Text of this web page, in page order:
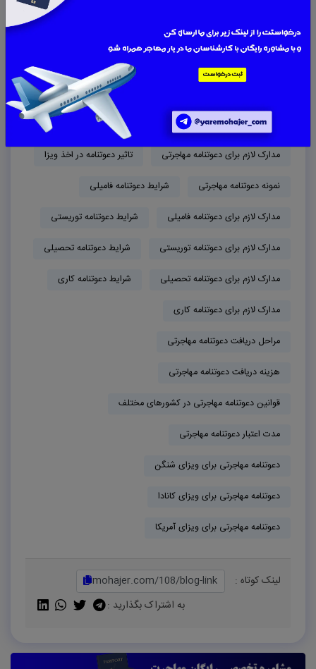
مهاجرت از طریق دعوت نامه
دعوتنامه فامیلی
دعوتنامه کاری
شرایط دریافت دعوتنامه مهاجرتی
مدارک لازم برای دعوتنامه مهاجرتی تاثیر دعوتنامه در اخذ ویزا
نمونه دعوتنامه مهاجرتی شرایط دعوتنامه فامیلی
مدارک لازم برای دعوتنامه فامیلی شرایط دعوتنامه توریستی
مدارک لازم برای دعوتنامه توریستی شرایط دعوتنامه تحصیلی
مدارک لازم برای دعوتنامه تحصیلی شرایط دعوتنامه کاری
مدارک لازم برای دعوتنامه کاری
مراحل دریافت دعوتنامه مهاجرتی
هزینه دریافت دعوتنامه مهاجرتی
قوانین دعوتنامه مهاجرتی در کشورهای مختلف
مدت اعتبار دعوتنامه مهاجرتی
دعوتنامه مهاجرتی برای ویزای شنگن
دعوتنامه مهاجرتی برای ویزای کانادا
دعوتنامه مهاجرتی برای ویزای آمریکا
لینک کوتاه :
به اشتراک بگذارید :